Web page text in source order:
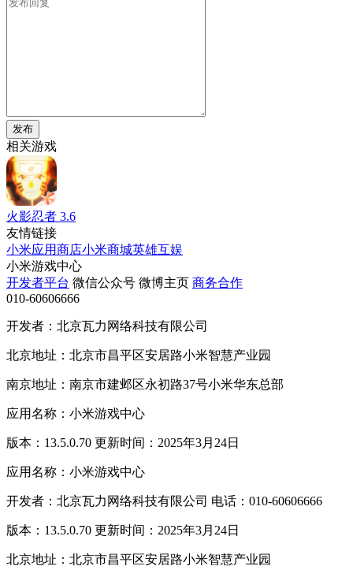
发布
相关游戏
火影忍者 3.6
友情链接
小米应用商店小米商城英雄互娱
小米游戏中心
开发者平台 微信公众号 微博主页 商务合作
010-60606666
开发者：北京瓦力网络科技有限公司
北京地址：北京市昌平区安居路小米智慧产业园
南京地址：南京市建邺区永初路37号小米华东总部
应用名称：小米游戏中心
版本：13.5.0.70 更新时间：2025年3月24日
应用名称：小米游戏中心
开发者：北京瓦力网络科技有限公司 电话：010-60606666
版本：13.5.0.70 更新时间：2025年3月24日
北京地址：北京市昌平区安居路小米智慧产业园